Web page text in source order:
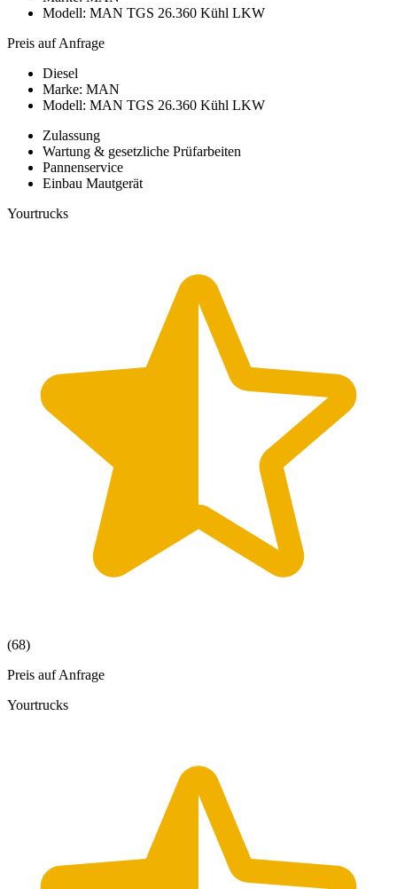
Modell: MAN TGS 26.360 Kühl LKW
Preis auf Anfrage
Diesel
Marke: MAN
Modell: MAN TGS 26.360 Kühl LKW
Zulassung
Wartung & gesetzliche Prüfarbeiten
Pannenservice
Einbau Mautgerät
Yourtrucks
(68)
Preis auf Anfrage
Yourtrucks